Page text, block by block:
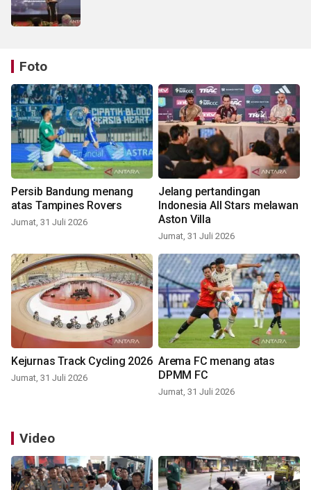
Foto
Persib Bandung menang
atas Tampines Rovers
Jumat, 31 Juli 2026
Jelang pertandingan
Indonesia All Stars melawan
Aston Villa
Jumat, 31 Juli 2026
Kejurnas Track Cycling 2026
Jumat, 31 Juli 2026
Arema FC menang atas
DPMM FC
Jumat, 31 Juli 2026
Video